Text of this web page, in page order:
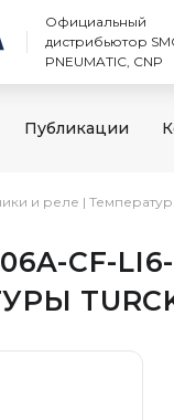
Официальный
дистрибьютор
PNEUMATIC, CNP
Публикации
и реле |
CF-